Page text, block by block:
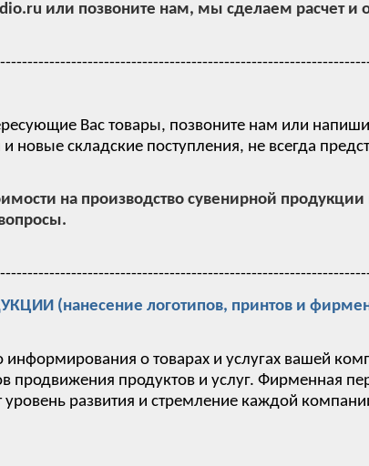
или позвоните нам, мы сделаем расчет и
Вас товары, позвоните нам или
складские поступления, не всегда
на производство сувенирной
(нанесение логотипов, принтов и
информирования о товарах и услугах вашей
продвижения продуктов и услуг. Фирменная
развития и стремление каждой